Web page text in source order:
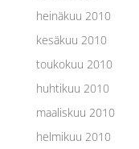
heinäkuu 2010
kesäkuu 2010
toukokuu 2010
huhtikuu 2010
maaliskuu 2010
helmikuu 2010